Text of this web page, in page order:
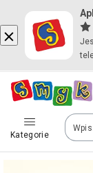
Kategorie
Polska
Twoje